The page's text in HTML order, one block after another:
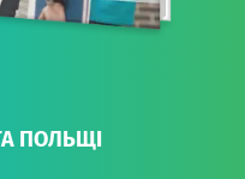
ПОЛЬЩІ